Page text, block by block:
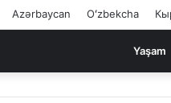
Azərbaycan Oʻzbekcha
Yaşam